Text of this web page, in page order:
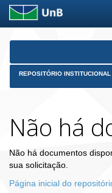
Skip
REPOSITÓRIO
Não há
Não há documentos
sua solicitação.
Página inicial do